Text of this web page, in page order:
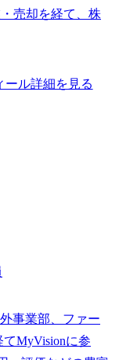
売却を経て、株
ール詳細を見る
事業部、ファー
MyVisionに参